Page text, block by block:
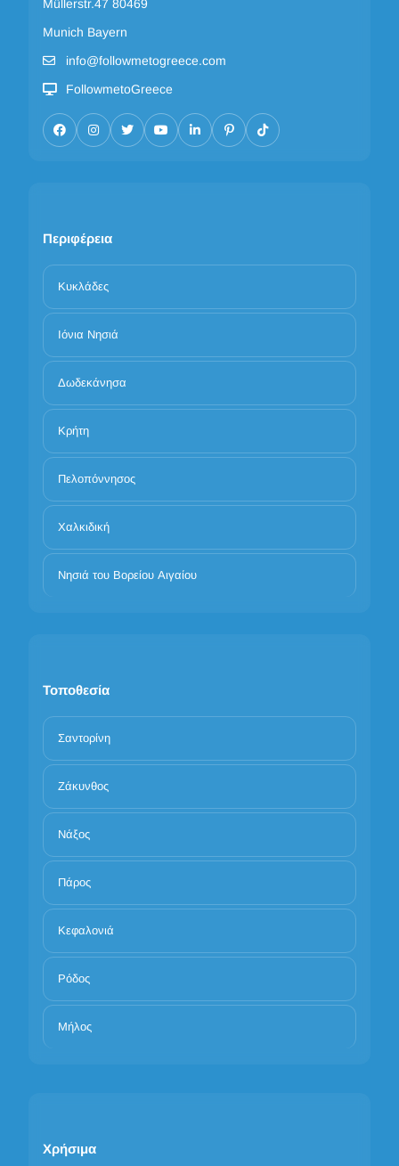
Müllerstr.47 80469
Munich Bayern
info@followmetogreece.com
FollowmetoGreece
Περιφέρεια
Κυκλάδες
Ιόνια Νησιά
Δωδεκάνησα
Κρήτη
Πελοπόννησος
Χαλκιδική
Νησιά του Βορείου Αιγαίου
Τοποθεσία
Σαντορίνη
Ζάκυνθος
Νάξος
Πάρος
Κεφαλονιά
Ρόδος
Μήλος
Χρήσιμα